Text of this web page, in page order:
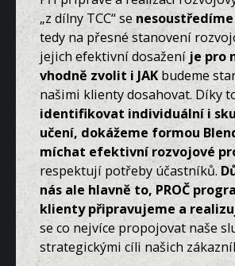
„z dílny TCC“ se nesoustředíme
tedy na přesné stanovení
jejich efektivní dosažení je pro
vhodně zvolit i JAK budeme
našimi klienty dosahovat. Díky
identifikovat individuální i
učení, dokážeme formou
míchat efektivní rozvojové
respektují potřeby účastníků.
nás ale hlavně to, PROČ
klienty připravujeme a
se co nejvíce propojovat naše
strategickými cíli našich